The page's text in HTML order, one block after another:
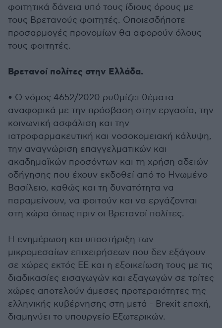
φοιτητικά δάνεια υπό τους ίδιους όρους με
τους Βρετανούς φοιτητές. Οποιεσδήποτε
προσαρμογές προνομίων θα αφορούν όλους
τους φοιτητές.
Βρετανοί πολίτες στην Ελλάδα.
• Ο νόμος 4652/2020 ρυθμίζει θέματα
αναφορικά με την πρόσβαση στην εργασία, την
κοινωνική ασφάλιση και την
ιατροφαρμακευτική και νοσοκομειακή κάλυψη,
την αναγνώριση επαγγελματικών και
ακαδημαϊκών προσόντων και τη χρήση αδειών
οδήγησης που έχουν εκδοθεί από το Ηνωμένο
Βασίλειο, καθώς και τη δυνατότητα να
παραμείνουν, να φοιτούν και να εργάζονται
στη χώρα όπως πριν οι Βρετανοί πολίτες.
Η ενημέρωση και υποστήριξη των
μικρομεσαίων επιχειρήσεων που δεν εξάγουν
σε χώρες εκτός ΕΕ και η εξοικείωση τους με τις
διαδικασίες εισαγωγών και εξαγωγών σε τρίτες
χώρες αποτελούν άμεσες προτεραιότητες της
ελληνικής κυβέρνησης στη μετά - Brexit εποχή,
διαμηνύει το υπουργείο Εξωτερικών.